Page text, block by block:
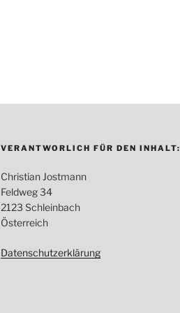
VERANTWORLICH FÜR DEN INHALT:
Christian Jostmann
Feldweg 34
2123 Schleinbach
Österreich
Datenschutzerklärung